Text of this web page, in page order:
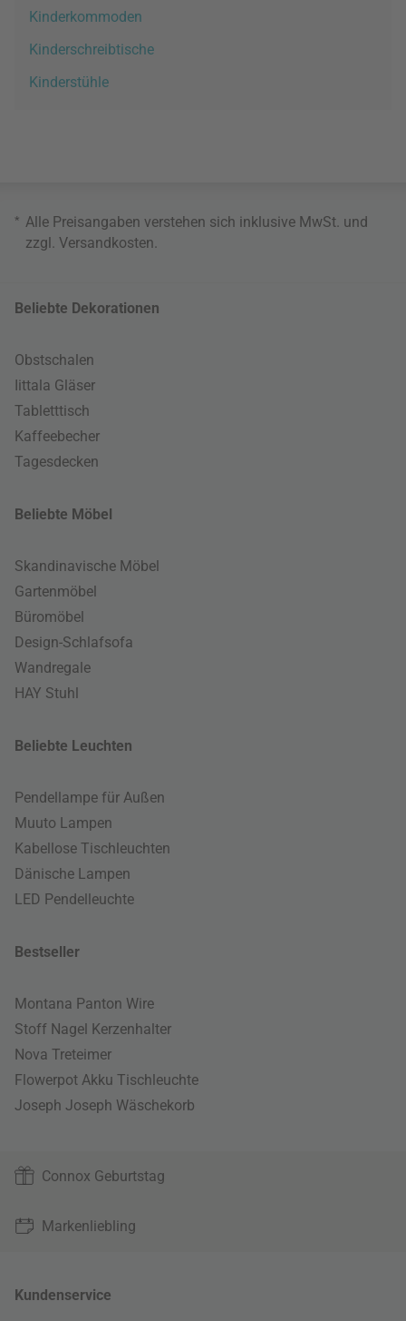
Kinderkommoden
Kinderschreibtische
Kinderstühle
* Alle Preisangaben verstehen sich inklusive MwSt. und
zzgl. Versandkosten.
Beliebte Dekorationen
Obstschalen
Iittala Gläser
Tabletttisch
Kaffeebecher
Tagesdecken
Beliebte Möbel
Skandinavische Möbel
Gartenmöbel
Büromöbel
Design-Schlafsofa
Wandregale
HAY Stuhl
Beliebte Leuchten
Pendellampe für Außen
Muuto Lampen
Kabellose Tischleuchten
Dänische Lampen
LED Pendelleuchte
Bestseller
Montana Panton Wire
Stoff Nagel Kerzenhalter
Nova Treteimer
Flowerpot Akku Tischleuchte
Joseph Joseph Wäschekorb
Connox Geburtstag
Markenliebling
Kundenservice